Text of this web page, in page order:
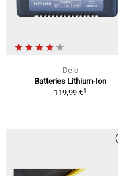
Delo
Batteries Lithium-Ion
119,99 €1